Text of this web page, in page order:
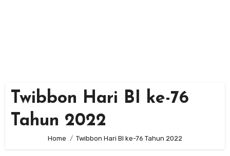
Twibbon Hari BI ke-76
Tahun 2022
Home Twibbon Hari BI ke-76 Tahun 2022